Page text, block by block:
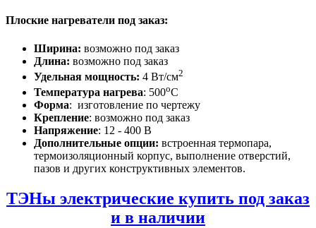
Плоские нагреватели под заказ:
Ширина: возможно под заказ
Длина: возможно под заказ
Удельная мощность: 4 Вт/см2
Температура нагрева: 500оС
Форма: изготовление по чертежу
Крепление: возможно под заказ
Напряжение: 12 - 400 В
Дополнительные опции: встроенная термопара,
термоизоляционный корпус, выполнение отверстий,
пазов и других конструктивных элементов.
ТЭНы электрические купить под заказ
и в наличии